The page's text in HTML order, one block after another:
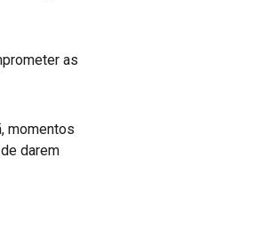
as
momentos
darem